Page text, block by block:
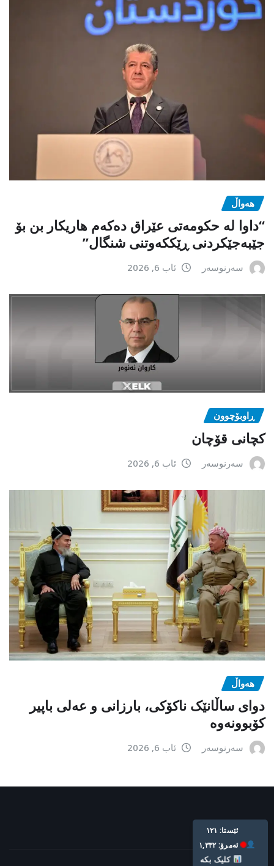
هەواڵ
“داوا لە حكومەتی عێراق دەكەم هاریكار بن بۆ
جێبەجێكردنی ڕێككەوتنی شنگال”
سەرنوسەر ئاب 6, 2026
ڕاوبۆچوون
کچانی قۆچان
سەرنوسەر ئاب 6, 2026
هەواڵ
دوای ساڵانێک ناکۆکی، بارزانی و عەلی باپیر
کۆبوونەوە
سەرنوسەر ئاب 6, 2026
Live: 121
Today: 1,332
Click Here